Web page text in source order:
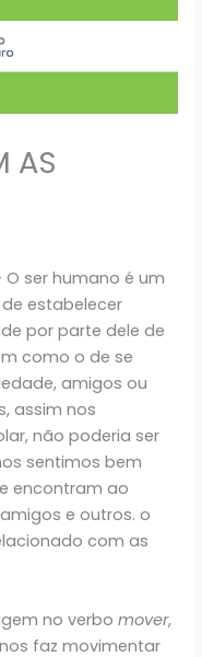
AS
ser humano é um
estabelecer
por parte dele de
como o de se
amigos ou
assim nos
não poderia ser
sentimos bem
encontram ao
e outros. o
com as
no verbomover,
faz movimentar